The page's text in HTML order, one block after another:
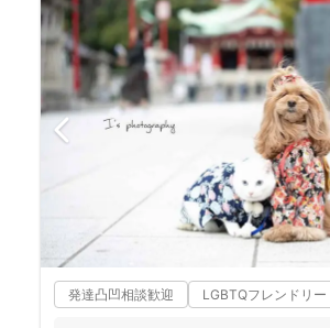
発達凸凹相談歓迎 LGBTQフレンドリー